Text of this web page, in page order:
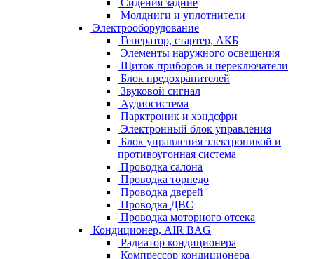
Сидения задние
Молдниги и уплотнители
Электрооборудование
Генератор, стартер, АКБ
Элементы наружного освещения
Щиток приборов и переключатели
Блок предохранителей
Звуковой сигнал
Аудиосистема
Парктроник и хэндсфри
Электронный блок управления
Блок управления электроникой и
противоугонная система
Проводка салона
Проводка торпедо
Проводка дверей
Проводка ДВС
Проводка моторного отсека
Кондиционер, AIR BAG
Радиатор кондиционера
Компрессор кондиционера